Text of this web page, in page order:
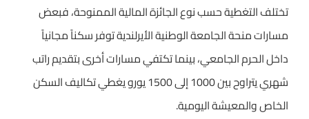
تختلف التغطية حسب نوع الجائزة المالية الممنوحة، فبعض
مسارات منحة الجامعة الوطنية الأيرلندية توفر سكناً مجانياً
داخل الحرم الجامعي، بينما تكتفي مسارات أخرى بتقديم راتب
شهري يتراوح بين 1000 إلى 1500 يورو يغطي تكاليف السكن
الخاص والمعيشة اليومية.